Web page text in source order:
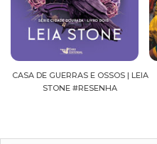
O LIVRO DE OURO DAS COPAS
2026 | LYCIO VELLOZO RIBAS